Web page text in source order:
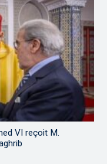
VI reçoit M.